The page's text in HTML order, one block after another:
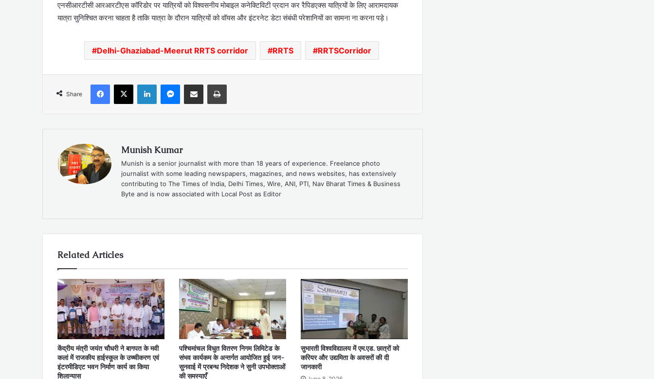
एनसीआरटीसी आरआरटीएस कॉरिडोर पर यात्रियों को विश्वसनीय मोबाइल कनेक्टिविटी प्रदान कर रैपिडएक्स यात्रियों के लिए आरामदायक
यात्रा सुनिश्चित करना चाहता है ताकि यात्रा के दौरान यात्रियों को वॉयस और इंटरनेट डेटा संबंधी परेशानियों का सामना ना करना पड़े।
Delhi-Ghaziabad-Meerut RRTS corridor RRTS RRTSCorridor
Share
Facebook
X LinkedInMessenger
Share via Email Print
Munish Kumar
Munish is a senior journalist with more than 18 years of experience. Freelance photo
journalist with some leading newspapers, magazines, and news websites, has extensively
contributing to The Times of India, Delhi Times, Wire, ANI, PTI, Nav Bharat Times & Business
Byte and is now associated with Local Post as Editor
Related Articles
केंद्रीय मंत्री जयंत चौधरी ने बागपत के मवी
कलां में राजकीय हाईस्कूल के उच्चीकरण एवं
इंटरमीडिएट भवन निर्माण कार्य का किया
शिलान्यास
पश्चिमांचल विधुत वितरण निगम लिमिटेड के
संभव कार्यकम के अन्तर्गत आयोजित हुई जन-
सुनवाई में प्रबन्ध निदेशक ने सुनी उपभोक्ताओं
की समस्याएँ
सुभारती विश्वविद्यालय में एम.एड. छात्रों को
करियर और उद्यमिता के अवसरों की दी
जानकारी